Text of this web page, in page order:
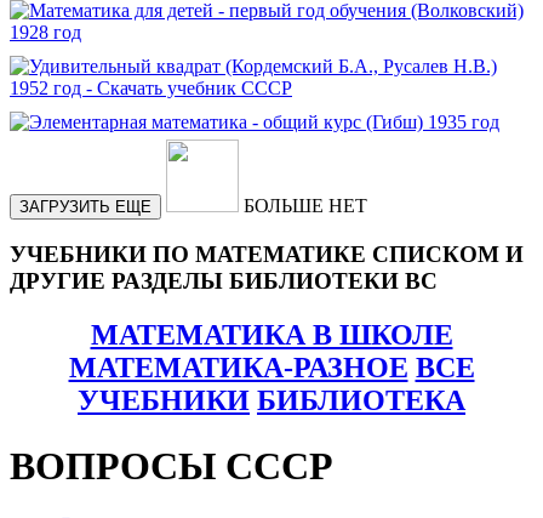
ЗАГРУЗИТЬ ЕЩЕ БОЛЬШЕ НЕТ
УЧЕБНИКИ ПО МАТЕМАТИКЕ СПИСКОМ И
ДРУГИЕ РАЗДЕЛЫ БИБЛИОТЕКИ ВС
МАТЕМАТИКА В ШКОЛЕ
МАТЕМАТИКА-РАЗНОЕ ВСЕ
УЧЕБНИКИ БИБЛИОТЕКА
ВОПРОСЫ СССР